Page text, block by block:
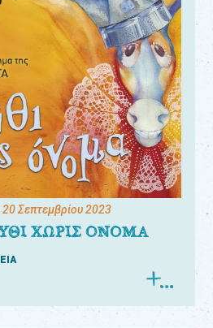
20 Σεπτεμβρίου 2023
ΧΩΡΙΣ ΟΝΟΜΑ